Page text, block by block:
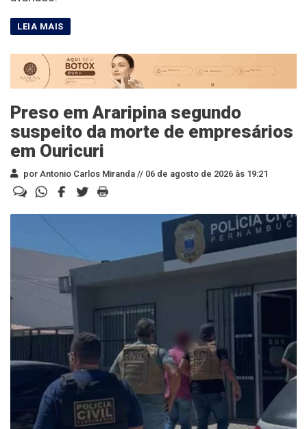
Preso em Araripina segundo
suspeito da morte de empresários
em Ouricuri
por Antonio Carlos Miranda // 06 de agosto de 2026 às 19:21